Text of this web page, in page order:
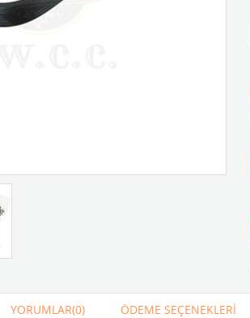
YORUMLAR(0) ÖDEME SEÇENEKLERI